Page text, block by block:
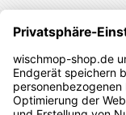
Wenn Sie mit
einloggen
und bei der
drücken.